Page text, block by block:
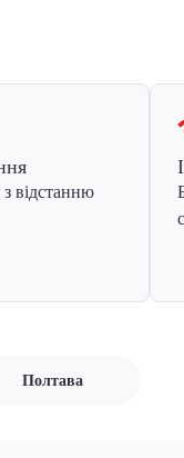
відстанню
Полтава